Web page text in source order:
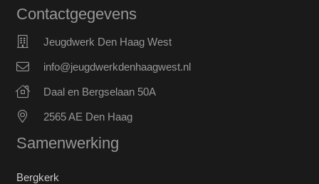
Contactgegevens
Jeugdwerk Den Haag West
info@jeugdwerkdenhaagwest.nl
Daal en Bergselaan 50A
2565 AE Den Haag
Samenwerking
Bergkerk